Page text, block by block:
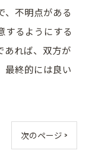
、不明点がある
するようにする
あれば、双方が
最終的には良い
次のページ >